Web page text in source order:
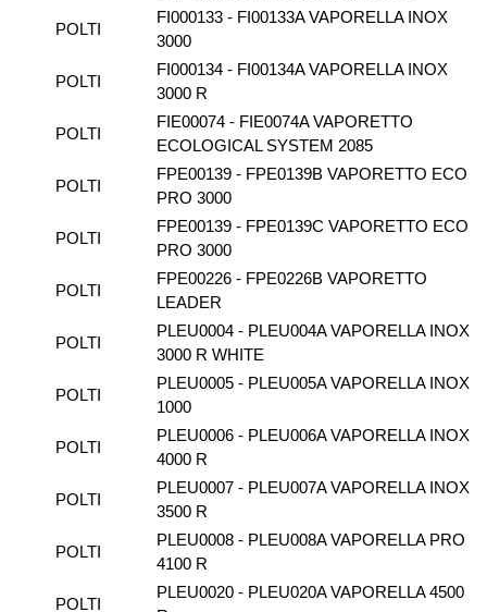
POLTI
FI000133 - FI00133A VAPORELLA INOX
3000
POLTI
FI000134 - FI00134A VAPORELLA INOX
3000 R
POLTI
FIE00074 - FIE0074A VAPORETTO
ECOLOGICAL SYSTEM 2085
POLTI
FPE00139 - FPE0139B VAPORETTO ECO
PRO 3000
POLTI
FPE00139 - FPE0139C VAPORETTO ECO
PRO 3000
POLTI
FPE00226 - FPE0226B VAPORETTO
LEADER
POLTI
PLEU0004 - PLEU004A VAPORELLA INOX
3000 R WHITE
POLTI
PLEU0005 - PLEU005A VAPORELLA INOX
1000
POLTI
PLEU0006 - PLEU006A VAPORELLA INOX
4000 R
POLTI
PLEU0007 - PLEU007A VAPORELLA INOX
3500 R
POLTI
PLEU0008 - PLEU008A VAPORELLA PRO
4100 R
POLTI
PLEU0020 - PLEU020A VAPORELLA 4500